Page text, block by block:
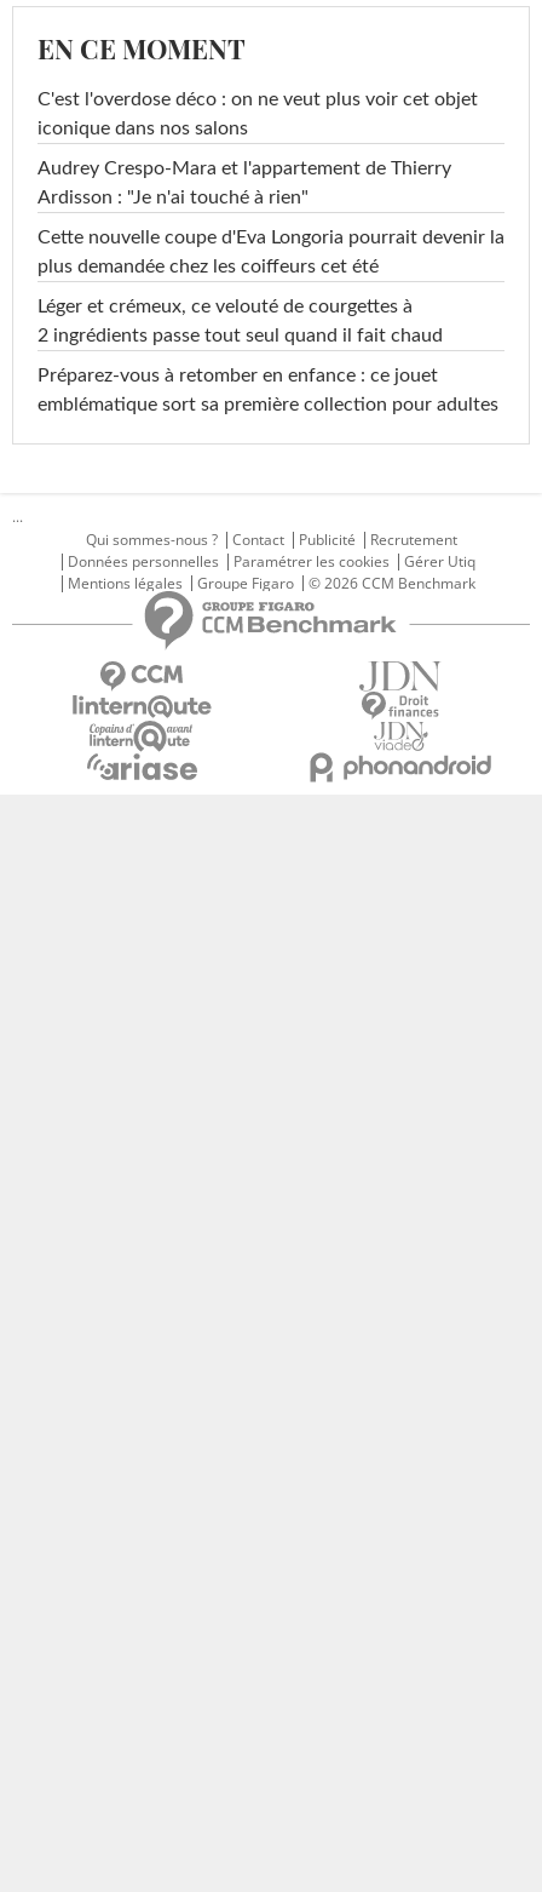
EN CE MOMENT
C'est l'overdose déco : on ne veut plus voir cet objet
iconique dans nos salons
Audrey Crespo-Mara et l'appartement de Thierry
Ardisson : "Je n'ai touché à rien"
Cette nouvelle coupe d'Eva Longoria pourrait devenir la
plus demandée chez les coiffeurs cet été
Léger et crémeux, ce velouté de courgettes à
2 ingrédients passe tout seul quand il fait chaud
Préparez-vous à retomber en enfance : ce jouet
emblématique sort sa première collection pour adultes
...
Qui sommes-nous ?
Contact Publicité
Recrutement
Données personnelles
Paramétrer les cookies
Gérer Utiq
Mentions légales
Groupe Figaro © 2026 CCM Benchmark